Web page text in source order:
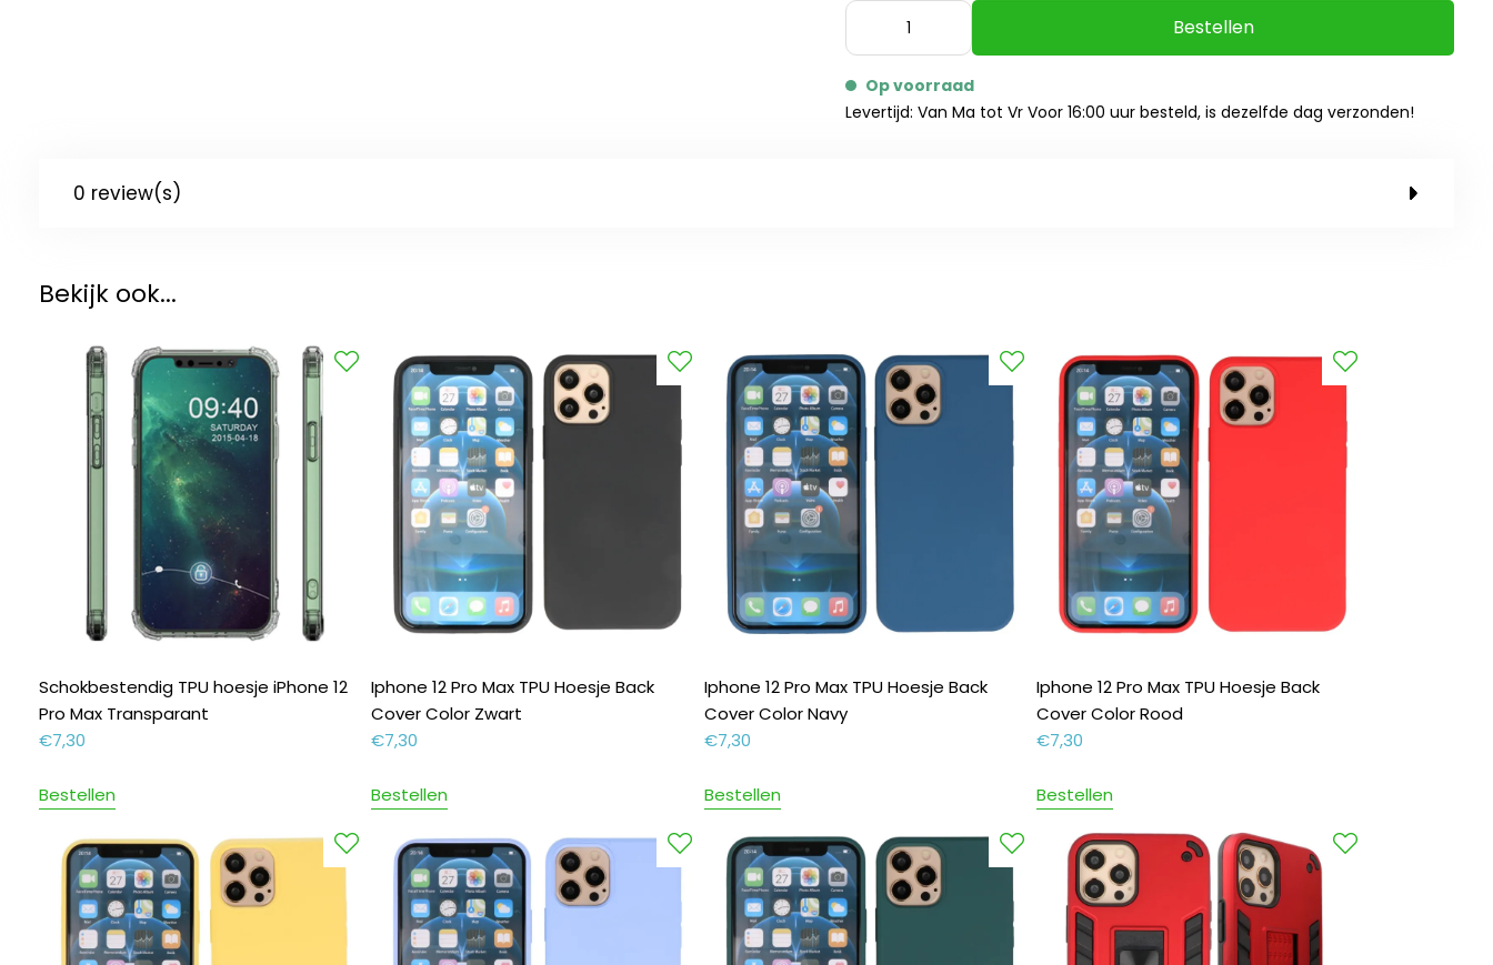
Bestellen
Op voorraad
Levertijd: Van Ma tot Vr Voor 16:00 uur besteld, is dezelfde dag verzonden!
0 review(s)
Bekijk ook...
Schokbestendig TPU hoesje iPhone 12
Pro Max Transparant
€7,30
Bestellen
Iphone 12 Pro Max TPU Hoesje Back
Cover Color Zwart
€7,30
Bestellen
Iphone 12 Pro Max TPU Hoesje Back
Cover Color Navy
€7,30
Bestellen
Iphone 12 Pro Max TPU Hoesje Back
Cover Color Rood
€7,30
Bestellen